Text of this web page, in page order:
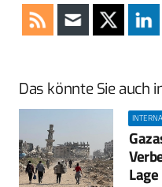
Das könnte Sie auch
Lage